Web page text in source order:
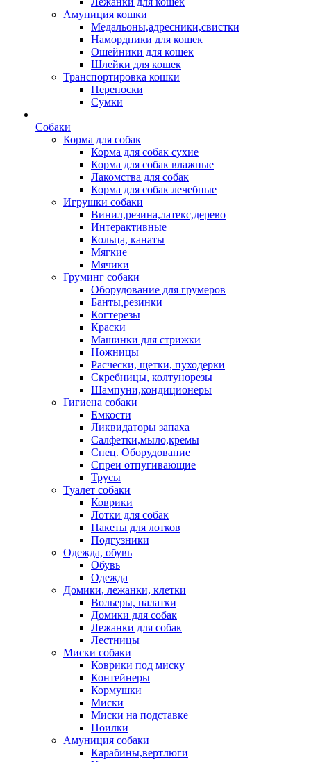
Амуниция кошки
Медальоны,адресники,свистки
Намордники для кошек
Ошейники для кошек
Шлейки для кошек
Транспортировка кошки
Переноски
Сумки
Собаки
Корма для собак
Корма для собак сухие
Корма для собак влажные
Лакомства для собак
Корма для собак лечебные
Игрушки собаки
Винил,резина,латекс,дерево
Интерактивные
Кольца, канаты
Мягкие
Мячики
Груминг собаки
Оборудование для грумеров
Банты,резинки
Когтерезы
Краски
Машинки для стрижки
Ножницы
Расчески, щетки, пуходерки
Скребницы, колтунорезы
Шампуни,кондиционеры
Гигиена собаки
Емкости
Ликвидаторы запаха
Салфетки,мыло,кремы
Спец. Оборудование
Спреи отпугивающие
Трусы
Туалет собаки
Коврики
Лотки для собак
Пакеты для лотков
Подгузники
Одежда, обувь
Обувь
Одежда
Домики, лежанки, клетки
Вольеры, палатки
Домики для собак
Лежанки для собак
Лестницы
Миски собаки
Коврики под миску
Контейнеры
Кормушки
Миски
Миски на подставке
Поилки
Амуниция собаки
Карабины,вертлюги